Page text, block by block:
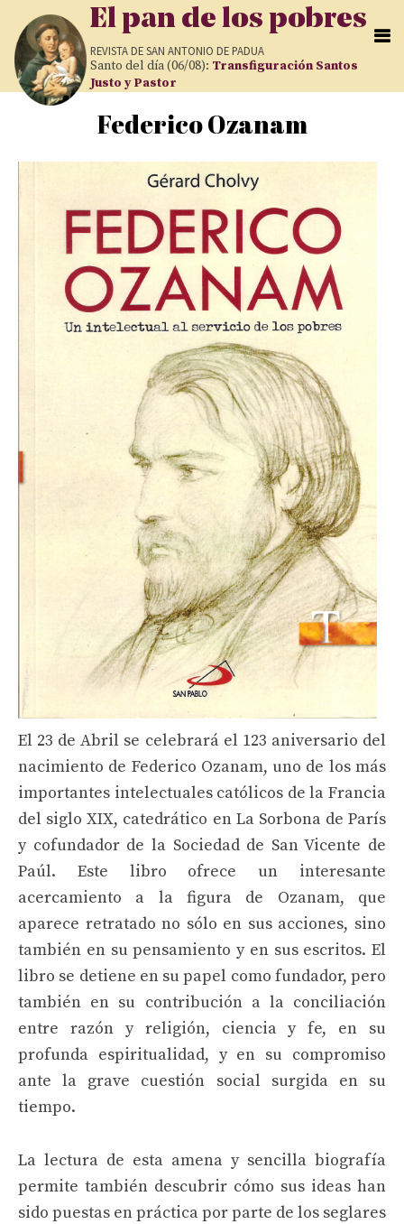
Pasar al contenido principal
El pan de los pobres
REVISTA DESAN ANTONIO DE PADUA
Santo del día (06/08): Transfiguración Santos
Justo y Pastor
Usted está aquíFederico Ozanam
El 23 de Abril se celebrará el 123 aniversario del
nacimiento de Federico Ozanam, uno de los más
importantes intelectuales católicos de la Francia
del siglo XIX, catedrático en La Sorbona de París
y cofundador de la Sociedad de San Vicente de
Paúl. Este libro ofrece un interesante
acercamiento a la figura de Ozanam, que
aparece retratado no sólo en sus acciones, sino
también en su pensamiento y en sus escritos. El
libro se detiene en su papel como fundador, pero
también en su contribución a la conciliación
entre razón y religión, ciencia y fe, en su
profunda espiritualidad, y en su compromiso
ante la grave cuestión social surgida en su
tiempo.
La lectura de esta amena y sencilla biografía
permite también descubrir cómo sus ideas han
sido puestas en práctica por parte de los seglares